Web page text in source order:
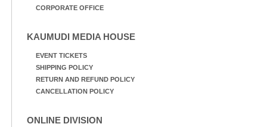
CORPORATE OFFICE
KAUMUDI MEDIA HOUSE
EVENT TICKETS
SHIPPING POLICY
RETURN AND REFUND POLICY
CANCELLATION POLICY
ONLINE DIVISION